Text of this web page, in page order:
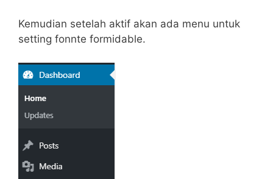
Kemudian setelah aktif akan ada menu untuk
setting fonnte formidable.